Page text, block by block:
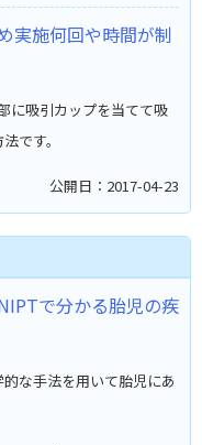
実施何回や時間が制
に吸引カップを当てて吸
です。
公開日：2017-04-23
で分かる胎児の疾
な手法を用いて胎児にあ